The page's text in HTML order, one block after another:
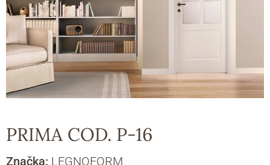
PRIMA COD. P-16
Značka: LEGNOFORM